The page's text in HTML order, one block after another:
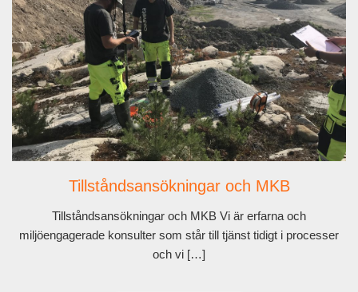
Tillståndsansökningar och MKB
Tillståndsansökningar och MKB Vi är erfarna och
miljöengagerade konsulter som står till tjänst tidigt i processer
och vi […]